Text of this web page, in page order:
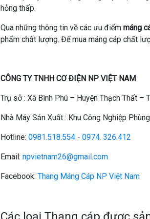
hỏng thấp.
Qua những thông tin về các ưu điểm máng
phẩm chất lượng. Để mua máng cáp chất
CÔNG TY TNHH CƠ ĐIỆN NP VIỆT NAM
Trụ sở : Xã Bình Phú – Huyện Thạch Thất –
Nhà Máy Sản Xuất : Khu Công Nghiệp
Hotline: 0981.518.554 - 0974. 326.412
Email: npvietnam26@gmail.com
Facebook: Thang Máng Cáp NP Việt Nam